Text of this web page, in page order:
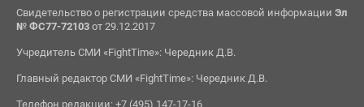
Свидетельство о регистрации средства массовой информации Эл
№ ФС77-72103от 29.12.2017
Учредитель СМИ «FightTime»: Чередник Д.В.
Главный редактор СМИ «FightTime»: Чередник Д.В.
Телефон редакции: +7 (495) 147-17-16